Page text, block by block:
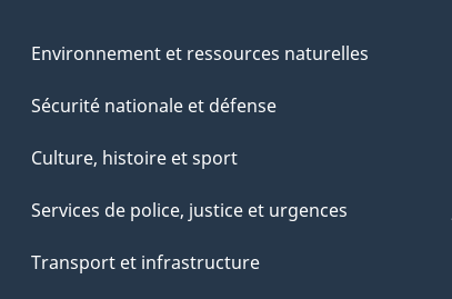
Environnement et ressources naturelles
Sécurité nationale et défense
Culture, histoire et sport
Services de police, justice et urgences
Transport et infrastructure